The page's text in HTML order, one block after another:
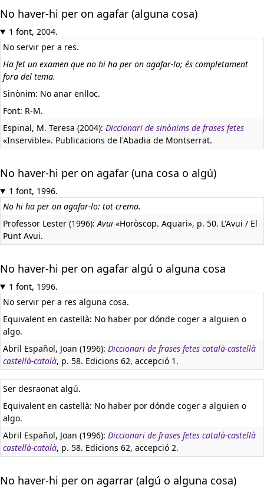
No haver-hi per on agafar (alguna cosa)
1 font, 2004.
No servir per a res.
Ha fet un examen que no hi ha per on agafar-lo; és completament
fora del tema.
Sinònim: No anar enlloc.
Font: R-M.
Espinal, M. Teresa (2004): Diccionari de sinònims de frases fetes
«Inservible». Publicacions de l'Abadia de Montserrat.
No haver-hi per on agafar (una cosa o algú)
1 font, 1996.
No hi ha per on agafar-lo: tot crema.
Professor Lester (1996):Avui «Horòscop. Aquari», p. 50. L'Avui / El
Punt Avui.
No haver-hi per on agafar algú o alguna cosa
1 font, 1996.
No servir per a res alguna cosa.
Equivalent en castellà: No haber por dónde coger a alguien o
algo.
Abril Español, Joan (1996): Diccionari de frases fetes català-castellà
castellà-català, p. 58. Edicions 62, accepció 1.
Ser desraonat algú.
Equivalent en castellà: No haber por dónde coger a alguien o
algo.
Abril Español, Joan (1996): Diccionari de frases fetes català-castellà
castellà-català, p. 58. Edicions 62, accepció 2.
No haver-hi per on agarrar (algú o alguna cosa)